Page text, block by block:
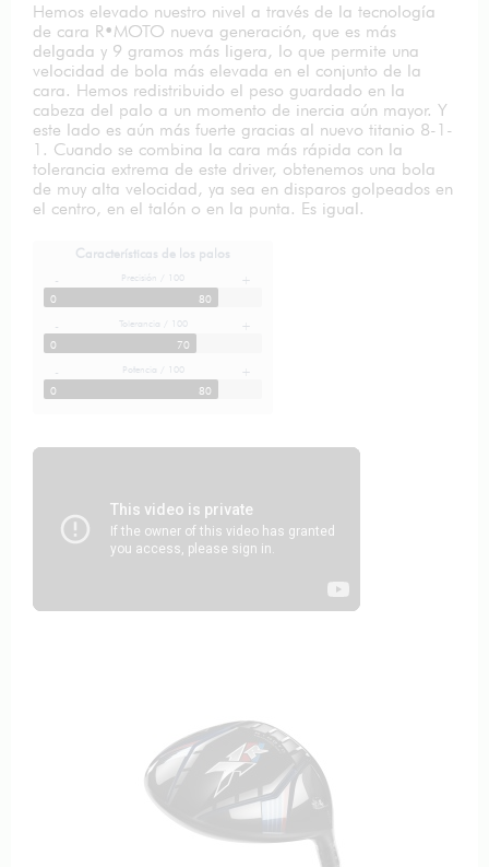
Hemos elevado nuestro nivel a través de la tecnología
de cara R•MOTO nueva generación, que es más
delgada y 9 gramos más ligera, lo que permite una
velocidad de bola más elevada en el conjunto de la
cara. Hemos redistribuido el peso guardado en la
cabeza del palo a un momento de inercia aún mayor. Y
este lado es aún más fuerte gracias al nuevo titanio 8-1-
1. Cuando se combina la cara más rápida con la
tolerancia extrema de este driver, obtenemos una bola
de muy alta velocidad, ya sea en disparos golpeados en
el centro, en el talón o en la punta. Es igual.
Características de los palos
- Precisión / 100 +
0 80
- Tolerancia / 100 +
0 70
- Potencia / 100 +
0 80